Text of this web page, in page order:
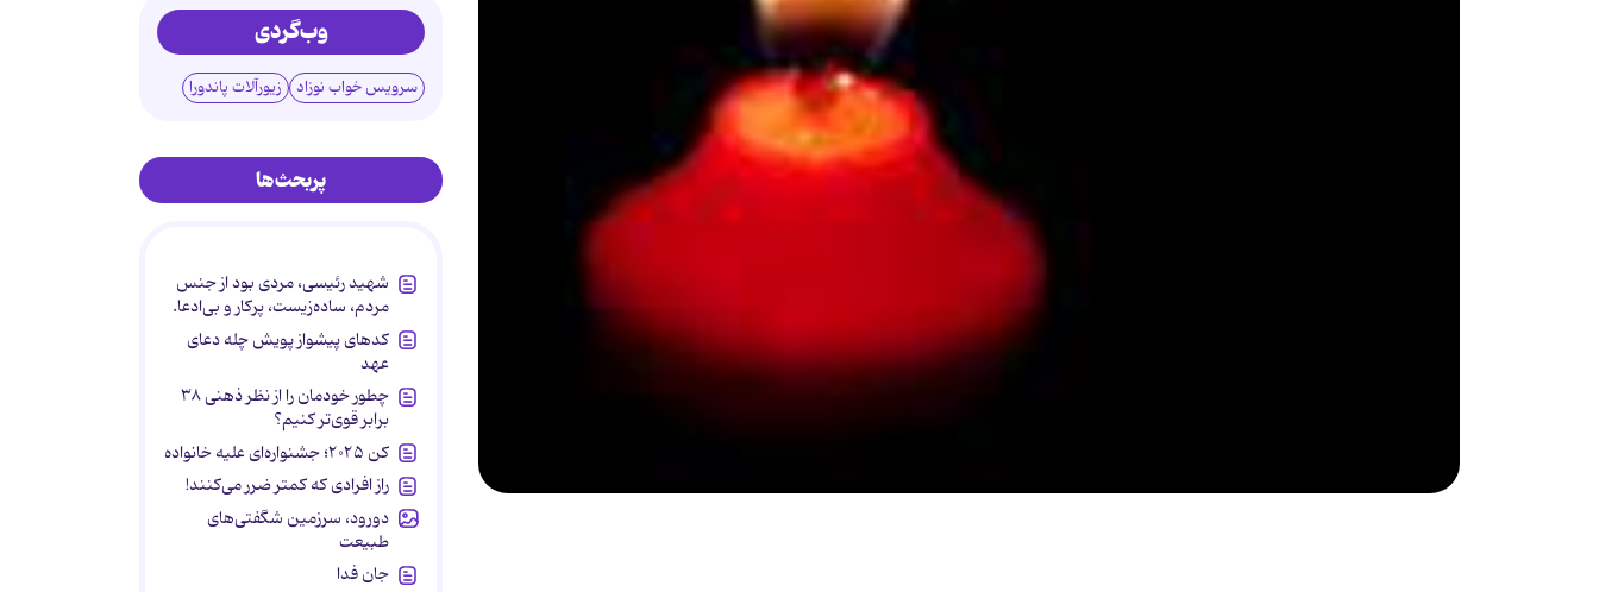
وب‌گردی
سرویس خواب نوزاد زیورآلات پاندورا
پربحث‌ها
شهید رئیسی، مردی بود از جنس
مردم، ساده‌زیست، پرکار و بی‌ادعا.
کدهای پیشواز پویش چله دعای
عهد
چطور خودمان را از نظر ذهنی ۳۸
برابر قوی‌تر کنیم؟
کن ۲۰۲۵؛ جشنواره‌ای علیه خانواده
راز افرادی که کمتر ضرر می‌کنند!
دورود، سرزمین شگفتی‌های
طبیعت
جان فدا